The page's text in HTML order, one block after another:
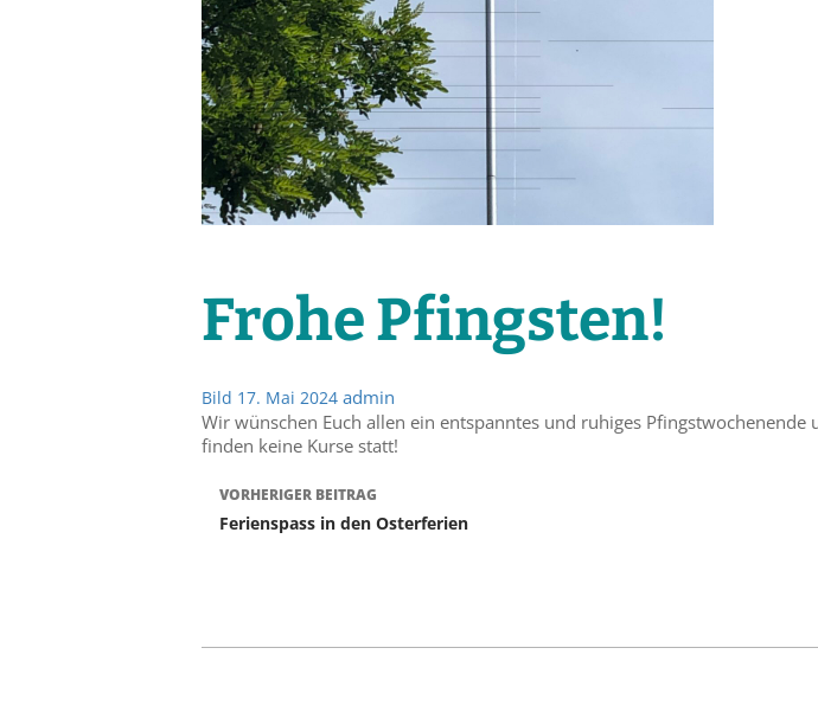
Frohe Pfingsten!
Bild 17. Mai 2024 admin
Wir wünschen Euch allen ein entspanntes und ruhiges
finden keine Kurse statt!
Beitrags-
VORHERIGER BEITRAG
Ferienspass in den Osterferien